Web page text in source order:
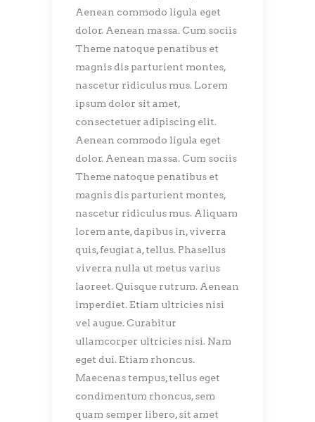
Aenean commodo ligula eget
dolor. Aenean massa. Cum sociis
Theme natoque penatibus et
magnis dis parturient montes,
nascetur ridiculus mus. Lorem
ipsum dolor sit amet,
consectetuer adipiscing elit.
Aenean commodo ligula eget
dolor. Aenean massa. Cum sociis
Theme natoque penatibus et
magnis dis parturient montes,
nascetur ridiculus mus. Aliquam
lorem ante, dapibus in, viverra
quis, feugiat a, tellus. Phasellus
viverra nulla ut metus varius
laoreet. Quisque rutrum. Aenean
imperdiet. Etiam ultricies nisi
vel augue. Curabitur
ullamcorper ultricies nisi. Nam
eget dui. Etiam rhoncus.
Maecenas tempus, tellus eget
condimentum rhoncus, sem
quam semper libero, sit amet